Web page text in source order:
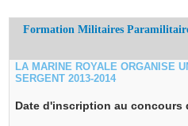
Formation Militaires
LA MARINE ROYALE ORGANISE
SERGENT 2013-2014
Date d'inscription au